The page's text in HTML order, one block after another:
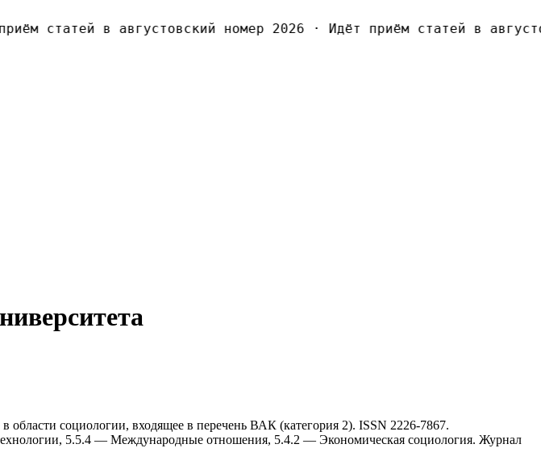
статей в августовский номер 2026· Идёт приём статей в
социологии, входящее в перечень ВАК (категория 2). ISSN 2226-7867.
5.5.4 — Международные отношения, 5.4.2 — Экономическая социология. Журнал